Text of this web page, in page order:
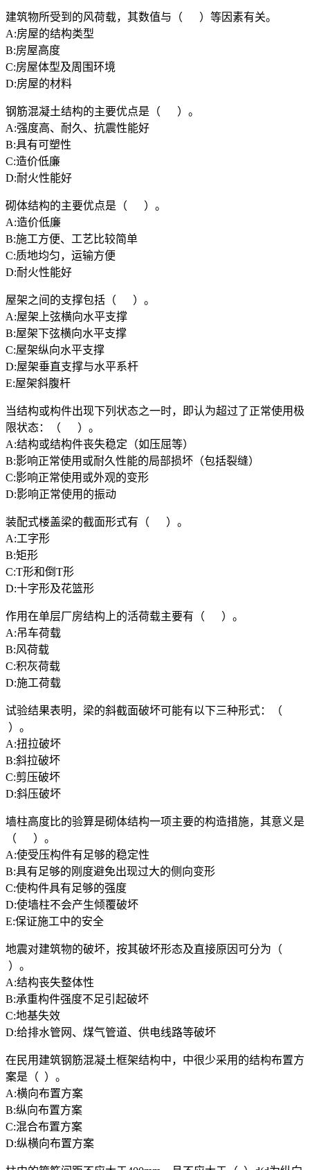
建筑物所受到的风荷载，其数值与（ ）等因素有关。
A:房屋的结构类型
B:房屋高度
C:房屋体型及周围环境
D:房屋的材料
钢筋混凝土结构的主要优点是（ ）。
A:强度高、耐久、抗震性能好
B:具有可塑性
C:造价低廉
D:耐火性能好
砌体结构的主要优点是（ ）。
A:造价低廉
B:施工方便、工艺比较简单
C:质地均匀，运输方便
D:耐火性能好
屋架之间的支撑包括（ ）。
A:屋架上弦横向水平支撑
B:屋架下弦横向水平支撑
C:屋架纵向水平支撑
D:屋架垂直支撑与水平系杆
E:屋架斜腹杆
当结构或构件出现下列状态之一时，即认为超过了正常使用极
限状态：（ ）。
A:结构或结构件丧失稳定（如压屈等）
B:影响正常使用或耐久性能的局部损坏（包括裂缝）
C:影响正常使用或外观的变形
D:影响正常使用的振动
装配式楼盖梁的截面形式有（ ）。
A:工字形
B:矩形
C:T形和倒T形
D:十字形及花篮形
作用在单层厂房结构上的活荷载主要有（ ）。
A:吊车荷载
B:风荷载
C:积灰荷载
D:施工荷载
试验结果表明，梁的斜截面破坏可能有以下三种形式：（
）。
A:扭拉破坏
B:斜拉破坏
C:剪压破坏
D:斜压破坏
墙柱高度比的验算是砌体结构一项主要的构造措施，其意义是
（ ）。
A:使受压构件有足够的稳定性
B:具有足够的刚度避免出现过大的侧向变形
C:使构件具有足够的强度
D:使墙柱不会产生倾覆破坏
E:保证施工中的安全
地震对建筑物的破坏，按其破坏形态及直接原因可分为（
）。
A:结构丧失整体性
B:承重构件强度不足引起破坏
C:地基失效
D:给排水管网、煤气管道、供电线路等破坏
在民用建筑钢筋混凝土框架结构中，中很少采用的结构布置方
案是（ ）。
A:横向布置方案
B:纵向布置方案
C:混合布置方案
D:纵横向布置方案